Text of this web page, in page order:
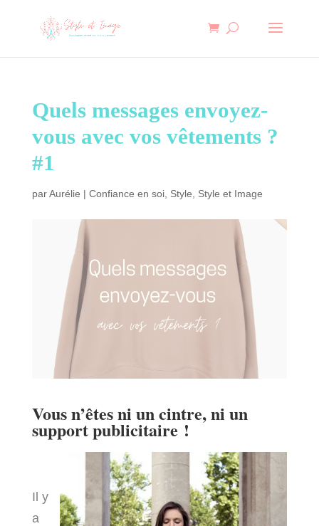
Quels messages envoyez-
vous avec vos vêtements ?
#1
parAurélie | Confiance en soi, Style Style et Image
Vous n’êtes ni un cintre, ni un
support publicitaire !
Il y
a